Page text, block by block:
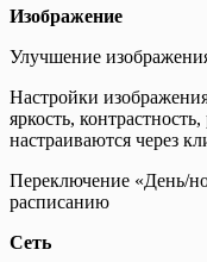
Изображение
Улучшение
Настройки
яркость,
настраиваются через
Переключение «День/
расписанию
Сеть